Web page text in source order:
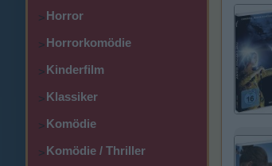
>Horror
>Horrorkomödie
>Kinderfilm
>Klassiker
>Komödie
>Komödie / Thriller